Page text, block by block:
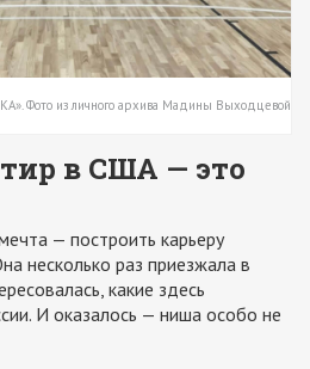
Фото из личного архива Мадины Выходцевой
в США — это
— построить карьеру
несколько раз приезжала в
какие здесь
И оказалось — ниша особо не